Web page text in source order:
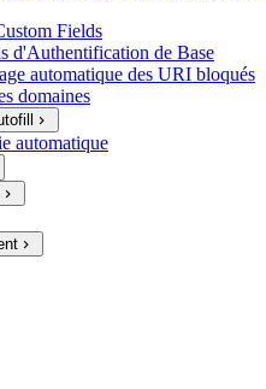
Fields
d'Authentification de Base
automatique des URI bloqués
domaines
automatique